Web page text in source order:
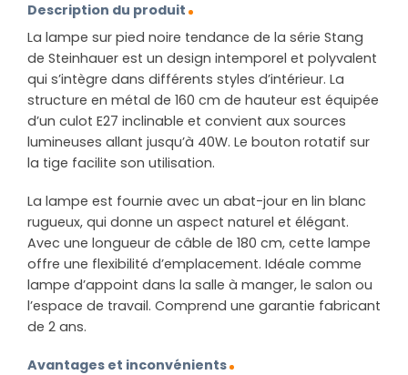
Description du produit
La lampe sur pied noire tendance de la série Stang
de Steinhauer est un design intemporel et polyvalent
qui s’intègre dans différents styles d’intérieur. La
structure en métal de 160 cm de hauteur est équipée
d’un culot E27 inclinable et convient aux sources
lumineuses allant jusqu’à 40W. Le bouton rotatif sur
la tige facilite son utilisation.
La lampe est fournie avec un abat-jour en lin blanc
rugueux, qui donne un aspect naturel et élégant.
Avec une longueur de câble de 180 cm, cette lampe
offre une flexibilité d’emplacement. Idéale comme
lampe d’appoint dans la salle à manger, le salon ou
l’espace de travail. Comprend une garantie fabricant
de 2 ans.
Avantages et inconvénients